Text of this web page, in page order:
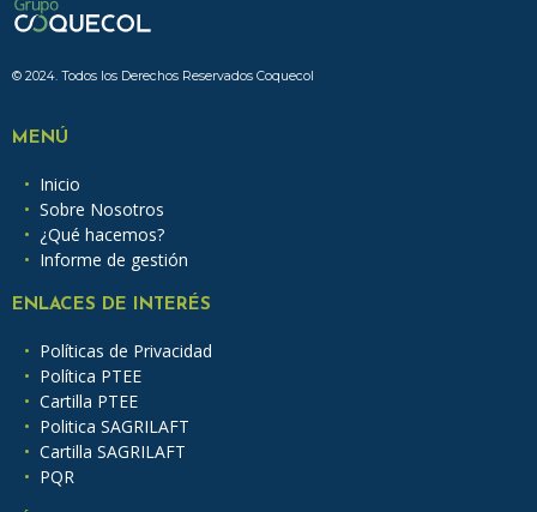
© 2024. Todos los Derechos Reservados Coquecol
MENÚ
Inicio
Sobre Nosotros
¿Qué hacemos?
Informe de gestión
ENLACES DE INTERÉS
Políticas de Privacidad
Política PTEE
Cartilla PTEE
Politica SAGRILAFT
Cartilla SAGRILAFT
PQR